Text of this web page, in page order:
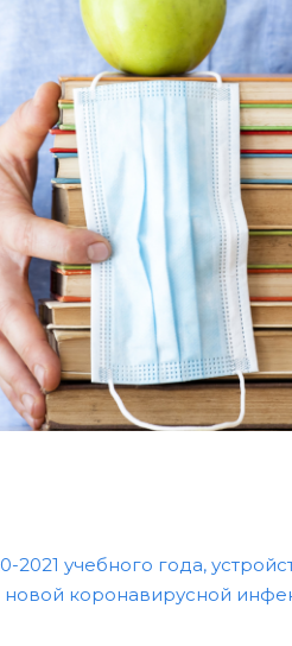
2021 учебного года,
новой коронавирусной